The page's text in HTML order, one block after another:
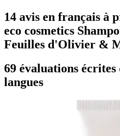
14 avis en français à
eco cosmetics
Feuilles d'Olivier &
69 évaluations
langues